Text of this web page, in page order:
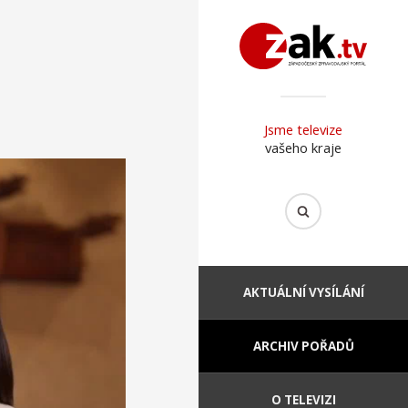
Jsme televize
vašeho kraje
AKTUÁLNÍ VYSÍLÁNÍ
ARCHIV POŘADŮ
O TELEVIZI